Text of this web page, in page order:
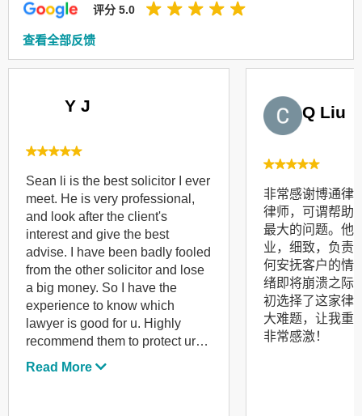
评分 5.0
查看全部反馈
Y J
Sean li is the best solicitor I ever
meet. He is very professional,
and look after the client's
interest and give the best
advise. I have been badly fooled
from the other solicitor and lose
a big money. So I have the
experience to know which
lawyer is good for u. Highly
recommend them to protect ur
right!
Read More
Q Liu
非常感谢博通律
律师，可谓帮助
最大的问题。他
业，细致，负责
何安抚客户的情
绪即将崩溃之际
初选择了这家律
大难题，让我重
非常感激！